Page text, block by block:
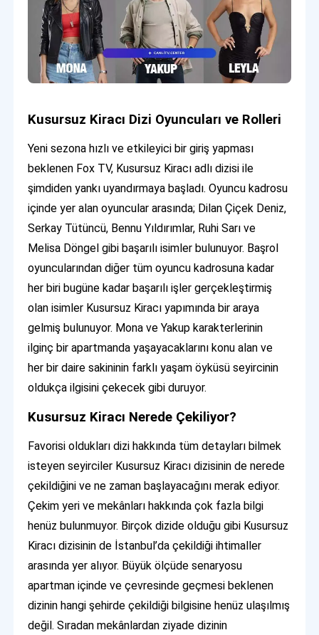
Kusursuz Kiracı Dizi Oyuncuları ve Rolleri
Yeni sezona hızlı ve etkileyici bir giriş yapması
beklenen Fox TV, Kusursuz Kiracı adlı dizisi ile
şimdiden yankı uyandırmaya başladı. Oyuncu kadrosu
içinde yer alan oyuncular arasında; Dilan Çiçek Deniz,
Serkay Tütüncü, Bennu Yıldırımlar, Ruhi Sarı ve
Melisa Döngel gibi başarılı isimler bulunuyor. Başrol
oyuncularından diğer tüm oyuncu kadrosuna kadar
her biri bugüne kadar başarılı işler gerçekleştirmiş
olan isimler Kusursuz Kiracı yapımında bir araya
gelmiş bulunuyor. Mona ve Yakup karakterlerinin
ilginç bir apartmanda yaşayacaklarını konu alan ve
her bir daire sakininin farklı yaşam öyküsü seyircinin
oldukça ilgisini çekecek gibi duruyor.
Kusursuz Kiracı Nerede Çekiliyor?
Favorisi oldukları dizi hakkında tüm detayları bilmek
isteyen seyirciler Kusursuz Kiracı dizisinin de nerede
çekildiğini ve ne zaman başlayacağını merak ediyor.
Çekim yeri ve mekânları hakkında çok fazla bilgi
henüz bulunmuyor. Birçok dizide olduğu gibi Kusursuz
Kiracı dizisinin de İstanbul’da çekildiği ihtimaller
arasında yer alıyor. Büyük ölçüde senaryosu
apartman içinde ve çevresinde geçmesi beklenen
dizinin hangi şehirde çekildiği bilgisine henüz ulaşılmış
değil. Sıradan mekânlardan ziyade dizinin